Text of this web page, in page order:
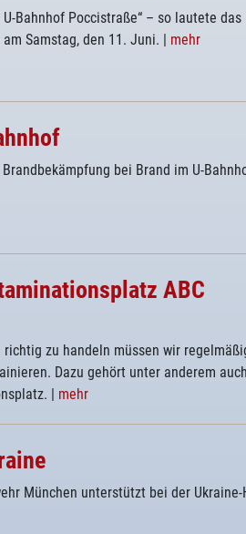
Bahnhof Poccistraße“ – so lautete das
Samstag, den 11. Juni. | mehr
bei Brand im U-
ABC
richtig zu handeln müssen wir
Dazu gehört unter anderem
| mehr
München unterstützt bei der